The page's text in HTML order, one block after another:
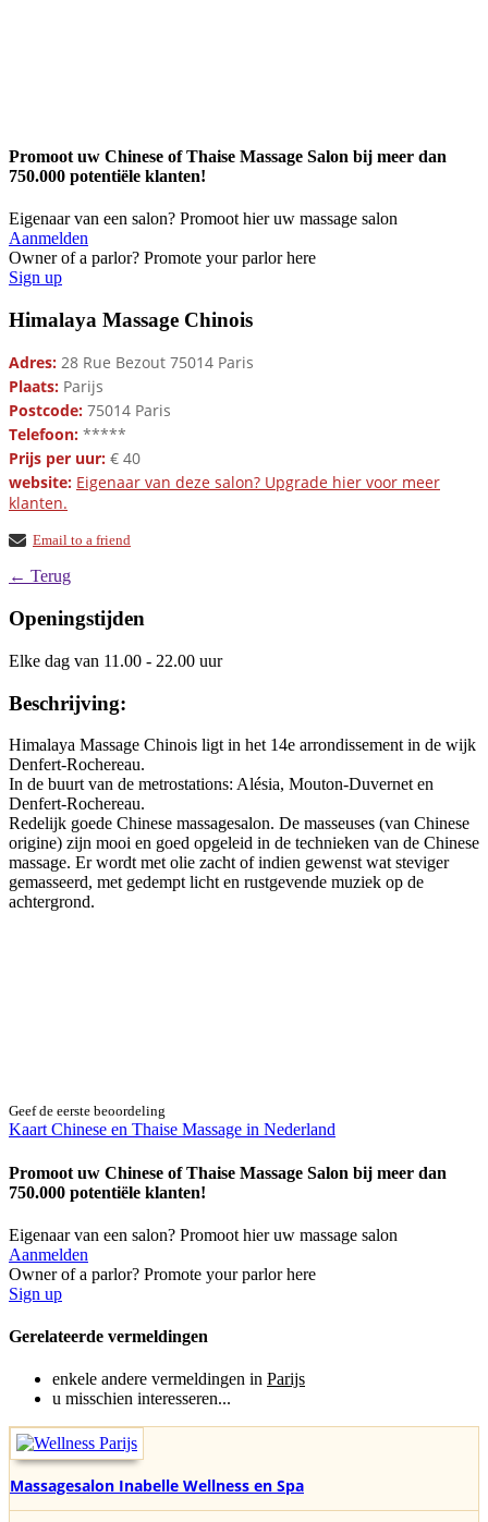
Promoot uw Chinese of Thaise Massage Salon bij meer dan
750.000 potentiële klanten!
Eigenaar van een salon? Promoot hier uw massage salon
Aanmelden
Owner of a parlor? Promote your parlor here
Sign up
Himalaya Massage Chinois
Adres: 28 Rue Bezout 75014 Paris
Plaats: Parijs
Postcode: 75014 Paris
Telefoon: *****
Prijs per uur: € 40
website: Eigenaar van deze salon? Upgrade hier voor meer
klanten.
Email to a friend
← Terug
Openingstijden
Elke dag van 11.00 - 22.00 uur
Beschrijving:
Himalaya Massage Chinois ligt in het 14e arrondissement in de wijk
Denfert-Rochereau.
In de buurt van de metrostations: Alésia, Mouton-Duvernet en
Denfert-Rochereau.
Redelijk goede Chinese massagesalon. De masseuses (van Chinese
origine) zijn mooi en goed opgeleid in de technieken van de Chinese
massage. Er wordt met olie zacht of indien gewenst wat steviger
gemasseerd, met gedempt licht en rustgevende muziek op de
achtergrond.
Geef de eerste beoordeling
Kaart Chinese en Thaise Massage in Nederland
Promoot uw Chinese of Thaise Massage Salon bij meer dan
750.000 potentiële klanten!
Eigenaar van een salon? Promoot hier uw massage salon
Aanmelden
Owner of a parlor? Promote your parlor here
Sign up
Gerelateerde vermeldingen
enkele andere vermeldingen in Parijs
u misschien interesseren...
Massagesalon Inabelle Wellness en Spa